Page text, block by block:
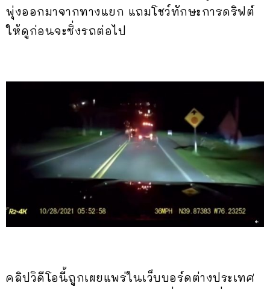
พุ่งออกมาจากทางแยก แถมโชว์ทักษะการดริฟต์
ให้ดูก่อนจะซิ่งรถต่อไป
คลิปวิดีโอนี้ถูกเผยแพร่ในเว็บบอร์ดต่างประเทศ